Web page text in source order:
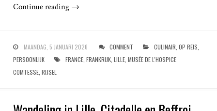
Continue reading →
MAANDAG, 5 JANUARI 2026 COMMENT CULINAIR OP REIS
PERSOONLIJK
FRANCE, FRANKRIJK, LILLE, MUSÉE DE L'HOSPICE
COMTESSE, RIJSEL